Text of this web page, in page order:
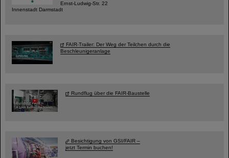
Ernst-Ludwig-Str. 22
Innenstadt Darmstadt
FAIR-Trailer: Der Weg der Teilchen durch die
Beschleunigeranlage
Rundflug über die FAIR-Baustelle
Besichtigung von GSI/FAIR –
jetzt Termin buchen!